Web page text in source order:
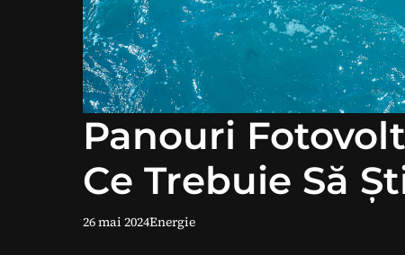
Panouri
Ce Trebuie Să
26 mai 2024Energie